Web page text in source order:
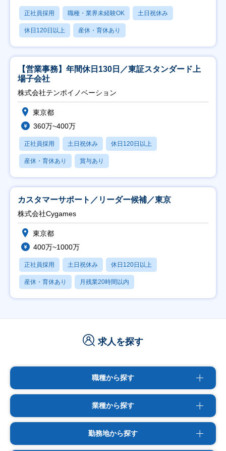
正社員採用 職種・業界未経験OK 土日祝休み
休日120日以上 産休・育休あり
【営業事務】年間休日130日／東証スタンダード上
場子会社
株式会社テンポイノベーション
東京都
360万~400万
正社員採用 土日祝休み 休日120日以上
産休・育休あり 賞与あり
カスタマーサポート／リーダー候補／東京
株式会社Cygames
東京都
400万~1000万
正社員採用 土日祝休み 休日120日以上
産休・育休あり 月残業20時間以内
求人を探す
職種から探す
業種から探す
勤務地から探す